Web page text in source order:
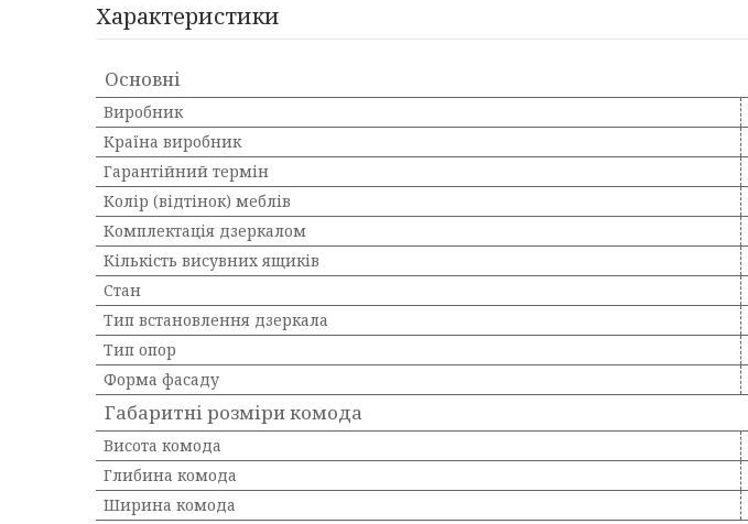
Характеристики
Основні
Виробник
Країна виробник
Гарантійний термін
Колір (відтінок) меблів
Комплектація дзеркалом
Кількість висувних ящиків
Стан
Тип встановлення дзеркала
Тип опор
Форма фасаду
Габаритні розміри комода
Висота комода
Глибина комода
Ширина комода